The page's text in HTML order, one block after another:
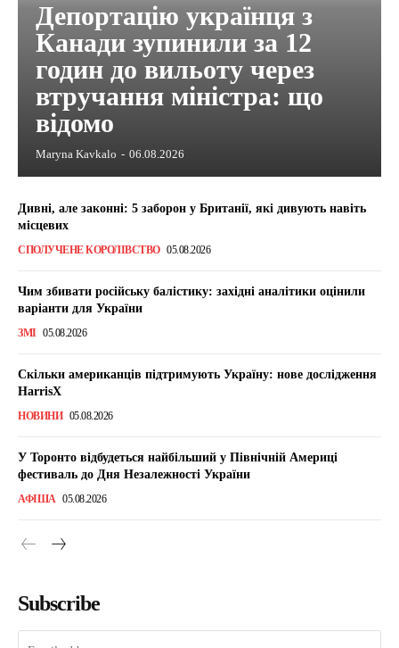
Депортацію українця з
Канади зупинили за 12
годин до вильоту через
втручання міністра: що
відомо
Maryna Kavkalo - 06.08.2026
Дивні, але законні: 5 заборон у Британії, які дивують навіть
місцевих
СПОЛУЧЕНЕ КОРОЛІВСТВО 05.08.2026
Чим збивати російську балістику: західні аналітики оцінили
варіанти для України
ЗМІ 05.08.2026
Скільки американців підтримують Україну: нове дослідження
HarrisX
НОВИНИ 05.08.2026
У Торонто відбудеться найбільший у Північній Америці
фестиваль до Дня Незалежності України
АФІША 05.08.2026
Subscribe